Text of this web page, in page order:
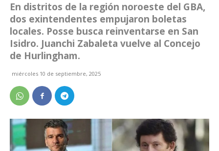
En distritos de la región noroeste del GBA,
dos exintendentes empujaron boletas
locales. Posse busca reinventarse en San
Isidro. Juanchi Zabaleta vuelve al Concejo
de Hurlingham.
miércoles 10 de septiembre, 2025